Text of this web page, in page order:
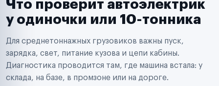
Автодилеры
Поставщики запчастей
Аренда спецтехники
Ремонт спецтехники
Ритейл-сети
Управляющие компании
Страховые компании
Что проверит автоэлектрик
у одиночки или 10-тонника
Для среднетоннажных грузовиков важны пуск,
зарядка, свет, питание кузова и цепи кабины.
Диагностика проводится там, где машина встала: у
склада, на базе, в промзоне или на дороге.